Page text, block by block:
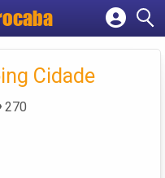
empresa
Cidade
270